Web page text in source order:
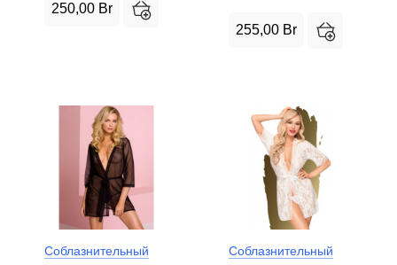
250,00 Br
255,00 Br
Соблазнительный
Соблазнительный